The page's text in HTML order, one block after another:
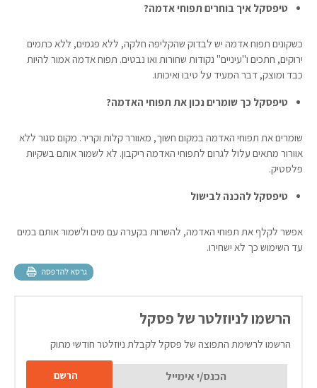
טיפסקל איך בוחרים תפוחי אדמה?
כשקונים תפוח אדמה יש לבדוק שהקליפה חלקה, ללא פגמים, ללא כתמים
ירוקים, חתכים ו"עיניים" נקודות שחורות ואו נבטים. תפוח אדמה אמור להיות
כבד ומוצק, דבר המעיד על טיבו ואיכותו.
טיפסקל כך שומרים נכון את תפוחי האדמה?
שומרים את תפוחי האדמה במקום חשוך, מאוורר קלות וקריר. מקום סגור ללא
אוורור מתאים עלול לגרום לתפוחי האדמה ריקבון. לא לשמור אותם בשקיות
פלסטיק.
טיפסקל להכנה לבישול
אפשר לקלף את תפוחי האדמה, להשרות בקערה עם מים ולשמור אותם במים
עד השימוש כך לא ישחירו.
הרשמו לניוזלטר של פסקל
הרשמו לרשימת התפוצה של פסקל לקבלת ניוזלטר חודשי מתוק